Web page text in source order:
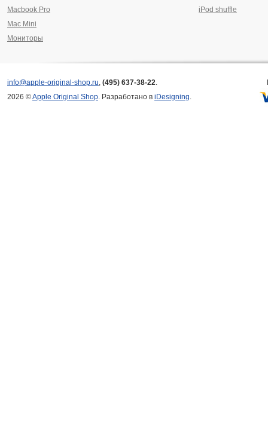
Macbook Pro
Mac Mini
Мониторы
iPod shuffle
info@apple-original-shop.ru, (495) 637-38-22.
2026 ©Apple Original Shop. Разработано в iDesigning.